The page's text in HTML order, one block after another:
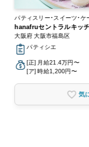
hanafruセントラルキッ
大阪府 大阪市福島区
パティシエ
[正] 月給21.4万円〜
[ア] 時給1,200円〜
気